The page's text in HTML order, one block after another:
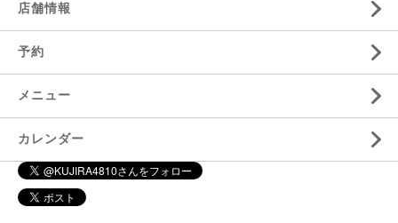
店舗情報
予約
メニュー
カレンダー